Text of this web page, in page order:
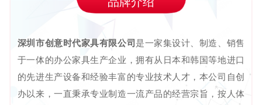
深圳市创意时代家具有限公司 是一家集设计、制造、销售
于一体的办公家具生产企业，拥有从日本和韩国等地进口
的先进生产设备和经验丰富的专业技术人才，本公司自创
办以来，一直秉承专业制造一流产品的经营宗旨，按人体